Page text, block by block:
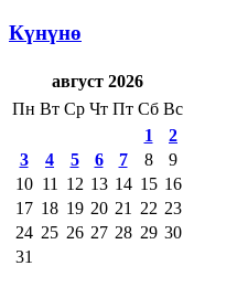
Күнүнө
август 2026
Пн Вт Ср Чт Пт Сб Вс
1
2
3
4 5 6 7 8
9
10 11 12 13 14 15 16
17 18 19 20 21 22 23
24 25 26 27 28 29 30
31